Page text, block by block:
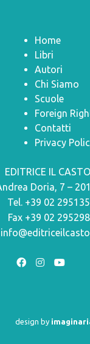
Home
Libri
Autori
Chi Siamo
Scuole
Foreign
Contatti
Privacy
EDITRICE IL
Doria, 7 –
Tel. +39 02
Fax +39 02
design by